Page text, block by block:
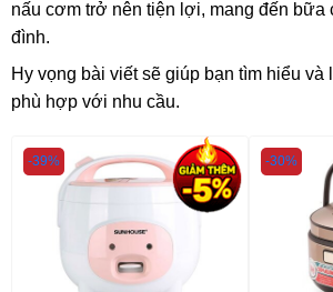
nấu cơm trở nên tiện lợi, mang đến bữa
đình.
Hy vọng bài viết sẽ giúp bạn tìm hiểu và
phù hợp với nhu cầu.
-39% -30%